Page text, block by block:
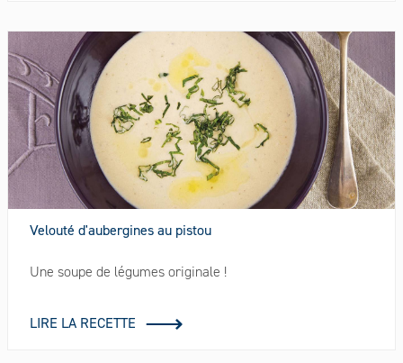
Velouté d'aubergines au pistou
Une soupe de légumes originale !
LIRE LA RECETTE